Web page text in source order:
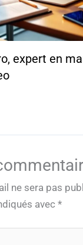
expert en
ne sera pas
avec *